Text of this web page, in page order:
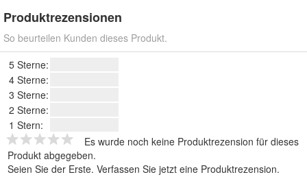
Produktrezensionen
So beurteilen Kunden dieses Produkt.
5 Sterne:
4 Sterne:
3 Sterne:
2 Sterne:
1 Stern:
Es wurde noch keine Produktrezension für dieses
Produkt abgegeben.
Seien Sie der Erste. Verfassen Sie jetzt eine Produktrezension.